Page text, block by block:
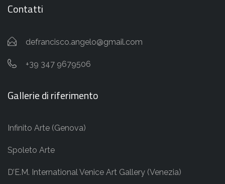
Contatti
defrancisco.angelo@gmail.com
+39 347 9679506
Gallerie di riferimento
Infinito Arte (Genova)
Spoleto Arte
D’E.M. International Venice Art Gallery (Venezia)